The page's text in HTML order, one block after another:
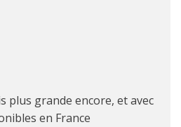
plus grande encore, et avec
en France